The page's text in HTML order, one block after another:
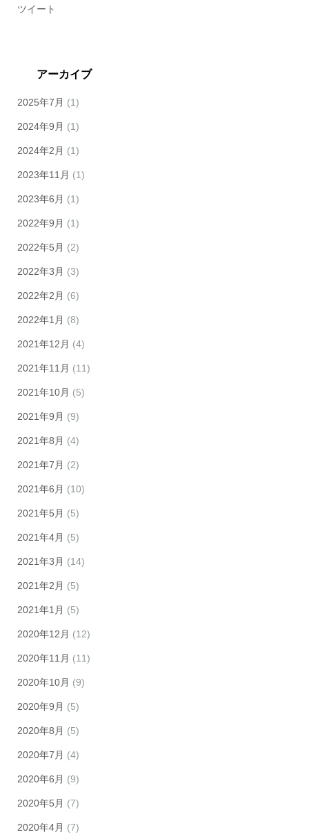
ツイート
アーカイブ
2025年7月 (1)
2024年9月 (1)
2024年2月 (1)
2023年11月 (1)
2023年6月 (1)
2022年9月 (1)
2022年5月 (2)
2022年3月 (3)
2022年2月 (6)
2022年1月 (8)
2021年12月 (4)
2021年11月 (11)
2021年10月 (5)
2021年9月 (9)
2021年8月 (4)
2021年7月 (2)
2021年6月 (10)
2021年5月 (5)
2021年4月 (5)
2021年3月 (14)
2021年2月 (5)
2021年1月 (5)
2020年12月 (12)
2020年11月 (11)
2020年10月 (9)
2020年9月 (5)
2020年8月 (5)
2020年7月 (4)
2020年6月 (9)
2020年5月 (7)
2020年4月 (7)